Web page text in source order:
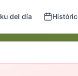
del día